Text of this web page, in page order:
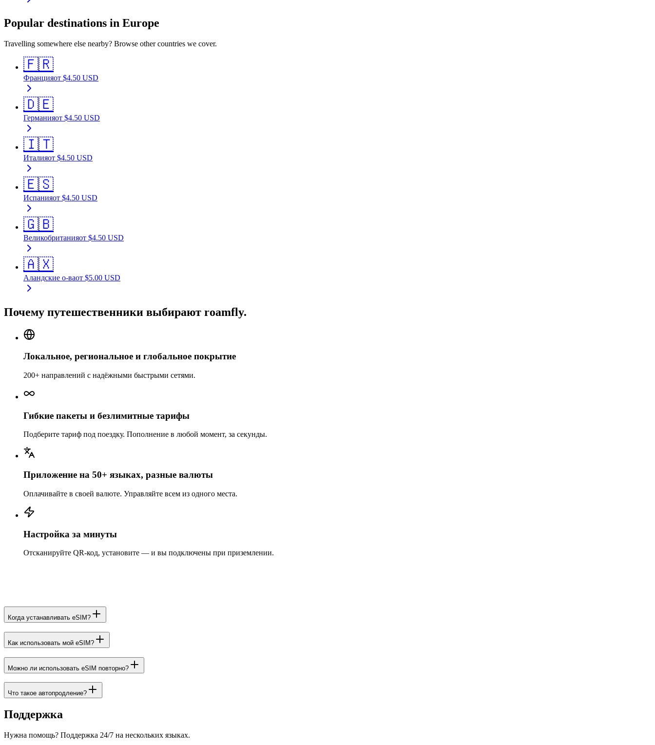
Popular destinations in Europe
Travelling somewhere else nearby? Browse other countries we cover.
🇫🇷
Францияот $4.50 USD
🇩🇪
Германияот $4.50 USD
🇮🇹
Италияот $4.50 USD
🇪🇸
Испанияот $4.50 USD
🇬🇧
Великобританияот $4.50 USD
🇦🇽
Аландские о-ваот $5.00 USD
Почему путешественники выбирают roamfly.
Локальное, региональное и глобальное покрытие
200+ направлений с надёжными быстрыми сетями.
Гибкие пакеты и безлимитные тарифы
Подберите тариф под поездку. Пополнение в любой момент, за секунды.
Приложение на 50+ языках, разные валюты
Оплачивайте в своей валюте. Управляйте всем из одного места.
Настройка за минуты
Отсканируйте QR-код, установите — и вы подключены при приземлении.
Когда устанавливать eSIM?
Как использовать мой eSIM?
Можно ли использовать eSIM повторно?
Что такое автопродление?
Поддержка
Нужна помощь? Поддержка 24/7 на нескольких языках.